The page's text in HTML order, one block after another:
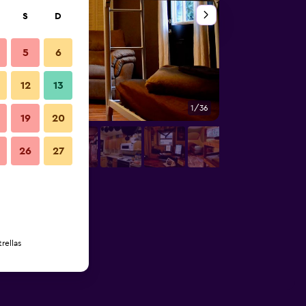
1/36
S D
5 6
12 13
19 20
26 27